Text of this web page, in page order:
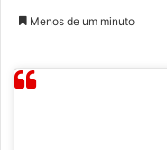
Menos de um minuto